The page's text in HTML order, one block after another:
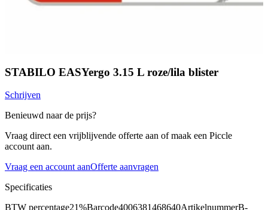
STABILO EASYergo 3.15 L roze/lila blister
Schrijven
Benieuwd naar de prijs?
Vraag direct een vrijblijvende offerte aan of maak een Piccle
account aan.
Vraag een account aanOfferte aanvragen
Specificaties
BTW percentage21%Barcode4006381468640ArtikelnummerB-